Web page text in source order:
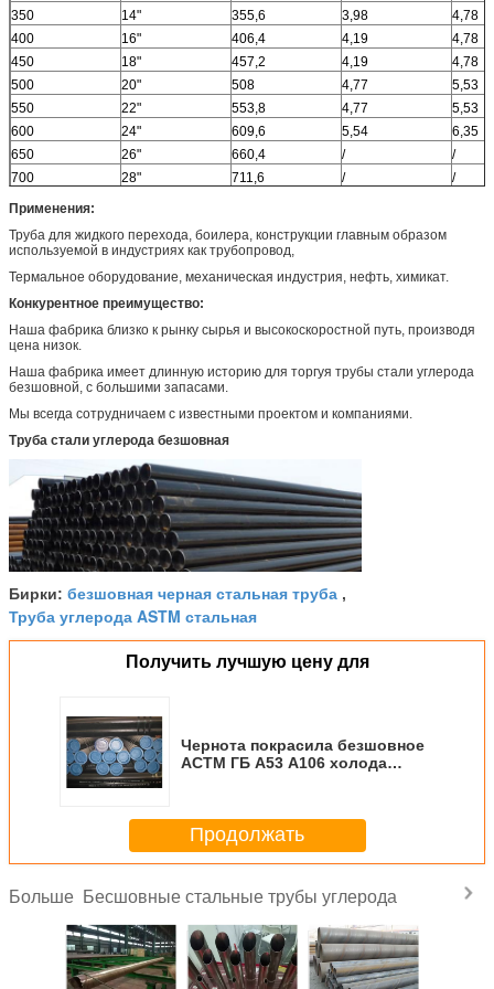
350
14" 355,6 3,98
4,78
400
16" 406,4 4,19
4,78
450
18" 457,2 4,19
4,78
500
20" 508 4,77
5,53
550
22" 553,8 4,77
5,53
600
24" 609,6 5,54
6,35
650
26" 660,4 /
/
700
28" 711,6 /
/
750
850
34" 863,6
Применения:
Труба для жидкого перехода, боилера, конструкции главным образом
используемой в индустриях как трубопровод,
Термальное оборудование, механическая индустрия, нефть, химикат.
Конкурентное преимущество:
Наша фабрика близко к рынку сырья и высокоскоростной путь, производя
цена низок.
Наша фабрика имеет длинную историю для торгуя трубы стали углерода
безшовной, с большими запасами.
Мы всегда сотрудничаем с известными проектом и компаниями.
Труба стали углерода безшовная
Бирки: безшовная черная стальная труба ,
Труба углерода ASTM стальная
Получить лучшую цену для
Чернота покрасила безшовное
АСТМ ГБ А53 А106 холода
Продолжать
Больше Бесшовные стальные трубы углерода